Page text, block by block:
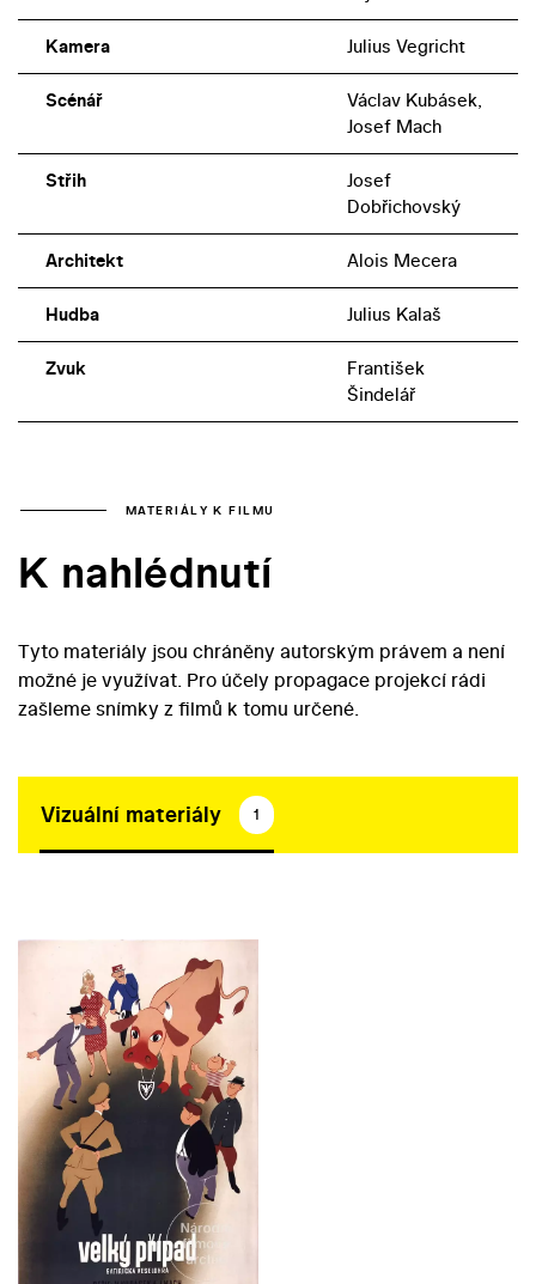
Kamera Julius Vegricht
Scénář
Václav Kubásek,
Josef Mach
Střih
Josef
Dobřichovský
Architekt Alois Mecera
Hudba Julius Kalaš
Zvuk
František
Šindelář
MATERIÁLY K FILMU
K nahlédnutí
Tyto materiály jsou chráněny autorským právem a není
možné je využívat. Pro účely propagace projekcí rádi
zašleme snímky z filmů k tomu určené.
Vizuální materiály 1